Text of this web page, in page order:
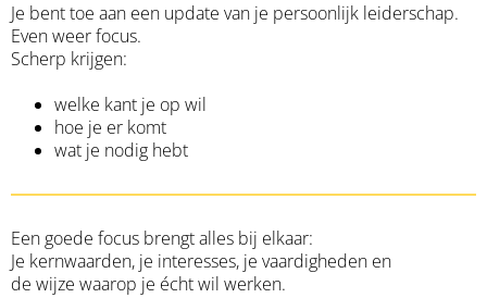
Je bent toe aan een update van je persoonlijk leiderschap.
Even weer focus.
Scherp krijgen:
welke kant je op wil
hoe je er komt
wat je nodig hebt
Een goede focus brengt alles bij elkaar:
Je kernwaarden, je interesses, je vaardigheden en
de wijze waarop je écht wil werken.